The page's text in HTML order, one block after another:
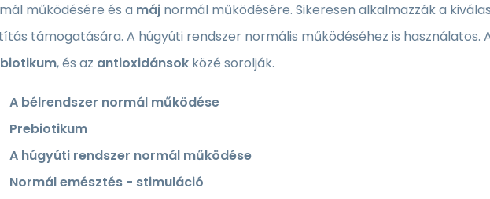
működésére és a máj normál működésére. Sikeresen alkalmazzák a
támogatására. A húgyúti rendszer normális működéséhez is használatos.
, és az antioxidánsok közé sorolják.
A bélrendszer normál működése
Prebiotikum
A húgyúti rendszer normál működése
Normál emésztés - stimuláció